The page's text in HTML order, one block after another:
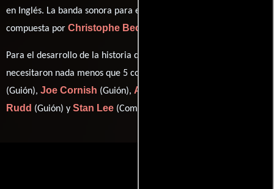
en Inglés. La banda sonora para esta producción ha sido
compuesta por Christophe Beck
Para el desarrollo de la historia que cuenta esta obra, se
necesitaron nada menos que 5 colaboraciones.
(Guión), Joe Cornish (Guión), Adam McKay
Rudd (Guión) y Stan Lee (Comic).